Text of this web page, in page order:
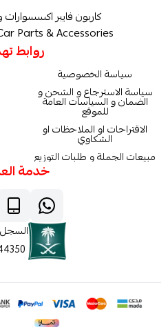
كاربون فايبر
Parts & Accessories
روابط
سياسة الخصوصية
سياسة الاسترجاع و الشحن و
الضمان و السياسات العامة
للموقع
الاقتراحات او الملاحظات او
الشكاوي
مبيعات الجملة و طلبات التوزيع
خدمة
السجل